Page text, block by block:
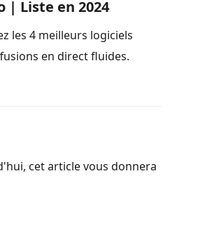
| Liste en 2024
les 4 meilleurs logiciels
en direct fluides.
cet article vous donnera